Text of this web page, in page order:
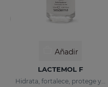
Añadir
LACTEMOL F
Hidrata, fortalece, protege y regula el crecimiento de las uñas.